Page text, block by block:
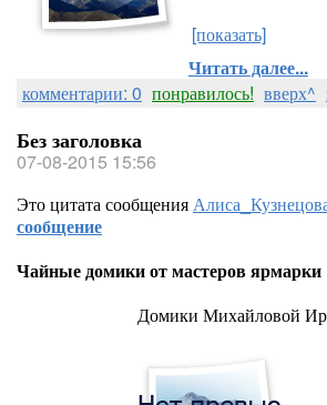
[показать]
Читать далее...
комментарии: 0 понравилось! вверх^
Без заголовка
07-08-2015 15:56
Это цитата сообщения
сообщение
Чайные домики от мастеров ярмарки
Домики Михайловой